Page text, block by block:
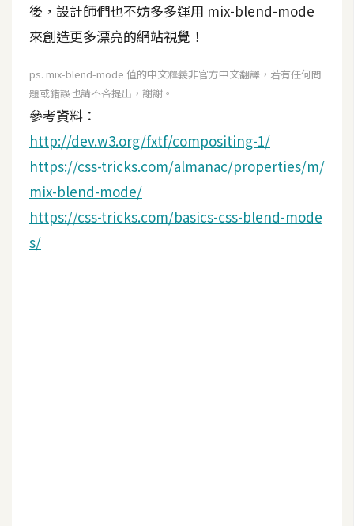
後，設計師們也不妨多多運用 mix-blend-mode
來創造更多漂亮的網站視覺！
ps. mix-blend-mode 值的中文釋義非官方中文翻譯，若有任何問
題或錯誤也請不吝提出，謝謝。
參考資料：
http://dev.w3.org/fxtf/compositing-1/
https://css-tricks.com/almanac/properties/m/
mix-blend-mode/
https://css-tricks.com/basics-css-blend-mode
s/